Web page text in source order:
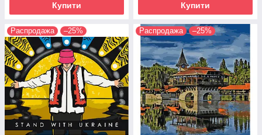
Купити Купити
Распродажа –25% Распродажа –25%